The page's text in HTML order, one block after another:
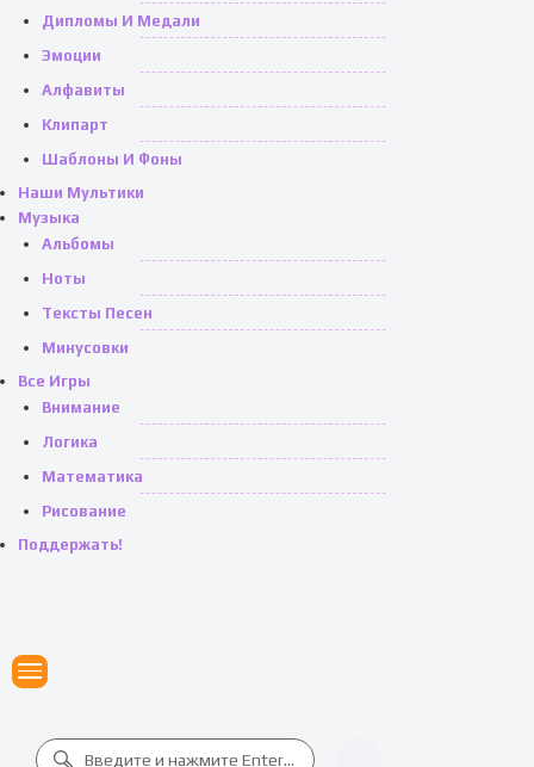
Дипломы И Медали
Эмоции
Алфавиты
Клипарт
Шаблоны И Фоны
Наши Мультики
Музыка
Альбомы
Ноты
Тексты Песен
Минусовки
Все Игры
Внимание
Логика
Математика
Рисование
Поддержать!